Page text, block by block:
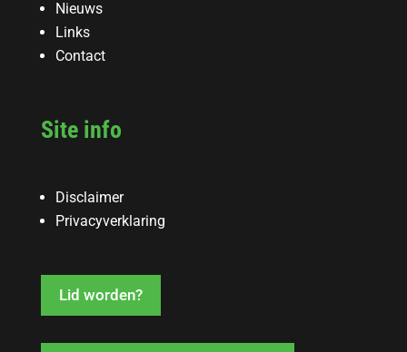
Nieuws
Links
Contact
Site info
Disclaimer
Privacyverklaring
Lid worden?